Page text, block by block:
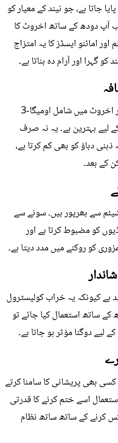
جاتا ہے، جو نیند کے معیار کو
آپ دودھ کے ساتھ اخروٹ کا
امائنو ایسڈز کا یہ امتزاج
گہرا اور آرام دہ بناتا ہے۔
دودھ میں موجود پروٹین اور اخروٹ میں شامل اومیگا-3
لیے بہترین ہے۔ یہ نہ صرف
ذہنی دباؤ کو بھی کم کرتا ہے،
کے بعد۔
سے بھرپور ہیں۔ سونے سے
کو مضبوط کرتا ہے اور
کو روکنے میں مدد دیتا ہے۔
ہے کیونکہ یہ خراب کولیسٹرول
ساتھ استعمال کیا جائے تو
لیے دوگنا مؤثر ہو جاتا ہے۔
بھی پریشانی کا سامنا کرتے
اسے ختم کرنے کا قدرتی
کرنے کے ساتھ ساتھ نظام